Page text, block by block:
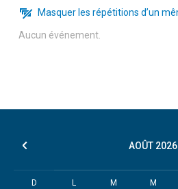
Masquer les répétitions d’un
Aucun événement.
AOÛT 2026
D L M M